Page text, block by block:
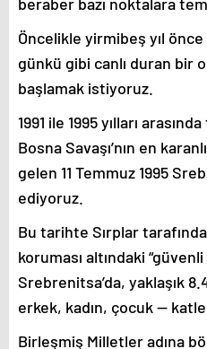
Öncelikle yirmibeş yıl önce
günkü gibi canlı duran bir
başlamak istiyoruz.
1991 ile 1995 yılları
Bosna Savaşı’nın en
gelen 11 Temmuz 1995
ediyoruz.
Bu tarihte Sırplar
koruması altındaki
Srebrenitsa’da, yaklaşık
erkek, kadın, çocuk —
Birleşmiş Milletler adına